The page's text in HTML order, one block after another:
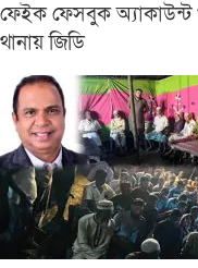
ফেইক ফেসবুক অ্যাকাউন্ট
থানায় জিডি